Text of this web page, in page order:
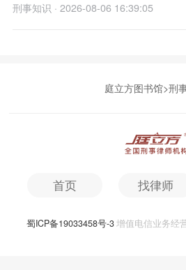
刑事知识 · 2026-08-06 16:39:05
庭立方图书馆>刑
首页 找律师
蜀ICP备19033458号-3增值电信业务经